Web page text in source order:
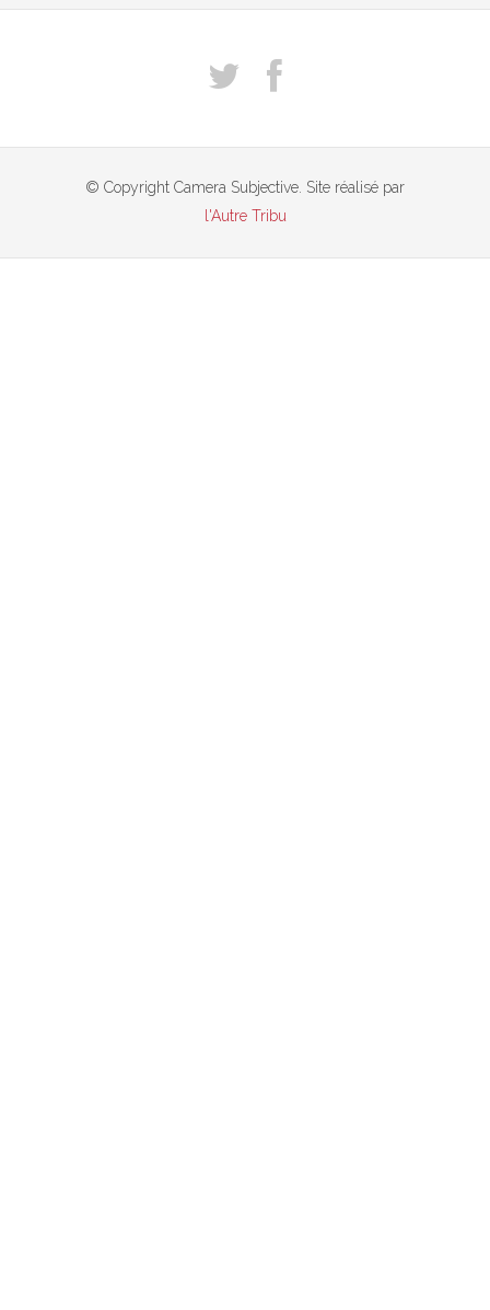
© Copyright Camera Subjective. Site réalisé par
l'Autre Tribu